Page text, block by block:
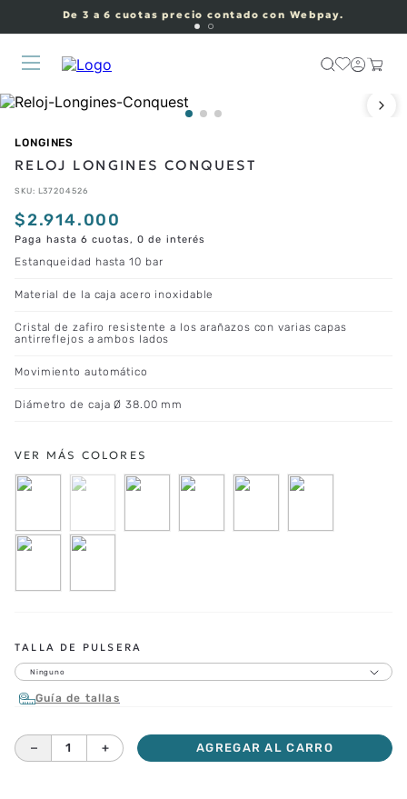
De 3 a 6 cuotas precio contado con Webpay.
LONGINES
RELOJ LONGINES CONQUEST
SKU: L37204526
$2.914.000
Paga hasta 6 cuotas, 0 de interés
Estanqueidad hasta 10 bar
Material de la caja acero inoxidable
Cristal de zafiro resistente a los arañazos con varias capas
antirreflejos a ambos lados
Movimiento automático
Diámetro de caja Ø 38.00 mm
TALLA DE PULSERA
Ninguno
Guía de tallas
＋
－ AGREGAR AL CARRO